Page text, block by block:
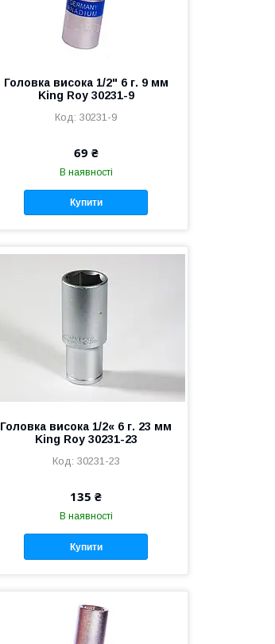
Головка висока 1/2" 6 г. 9 мм
King Roy 30231-9
30231-9
69 ₴
В наявності
Купити
Головка висока 1/2« 6 г. 23 мм
King Roy 30231-23
30231-23
135 ₴
В наявності
Купити